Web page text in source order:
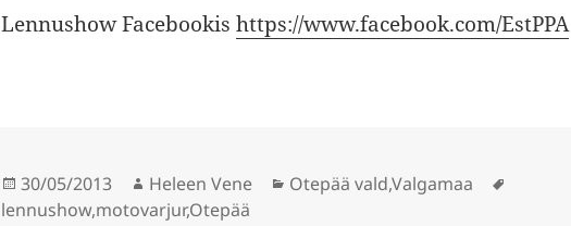
Lennushow Facebookishttps://www.facebook.com/EstPPA
Postitatud
30/05/2013 Autor
Heleen Vene Rubriigid
Otepää vald,Valgamaa
lennushow,motovarjur,Otepää